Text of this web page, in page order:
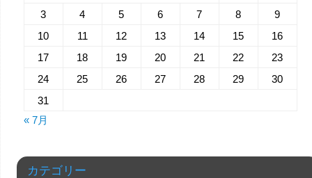
3
4 5 6 7 8
9
10
11 12 13 14 15
16
17
18 19 20 21 22
23
24
25 26 27 28 29
30
31
« 7月
カテゴリー